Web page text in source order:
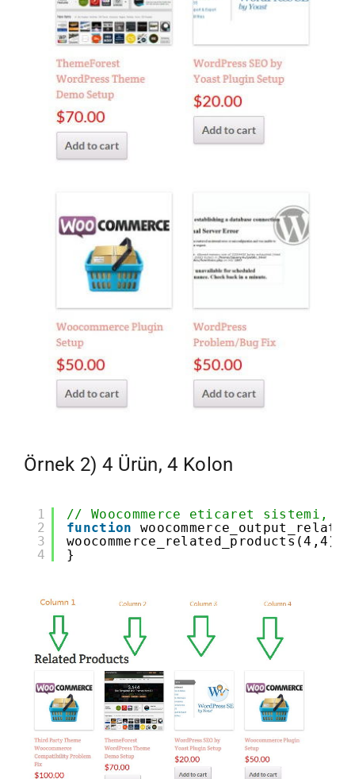
Örnek 2) 4 Ürün, 4 Kolon
1
2
3
4
// Woocommerce eticaret sistemi,
function
}